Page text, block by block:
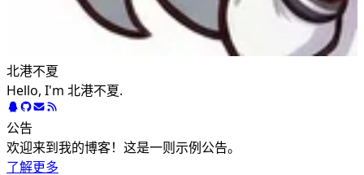
北港不夏
Hello, I'm 北港不夏.
公告
欢迎来到我的博客！这是一则示例公告。
了解更多